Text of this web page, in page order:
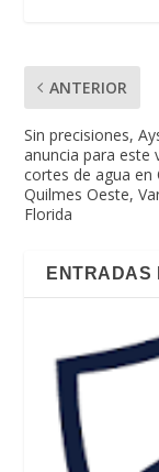
ANTERIOR
Sin precisiones,
anuncia para este
cortes de agua en
Quilmes Oeste,
Florida
ENTRADAS